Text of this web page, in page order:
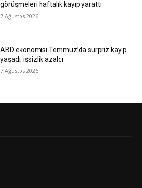
görüşmeleri haftalık kayıp yarattı
7 Ağustos 2026
ABD ekonomisi Temmuz’da sürpriz kayıp
yaşadı; işsizlik azaldı
7 Ağustos 2026